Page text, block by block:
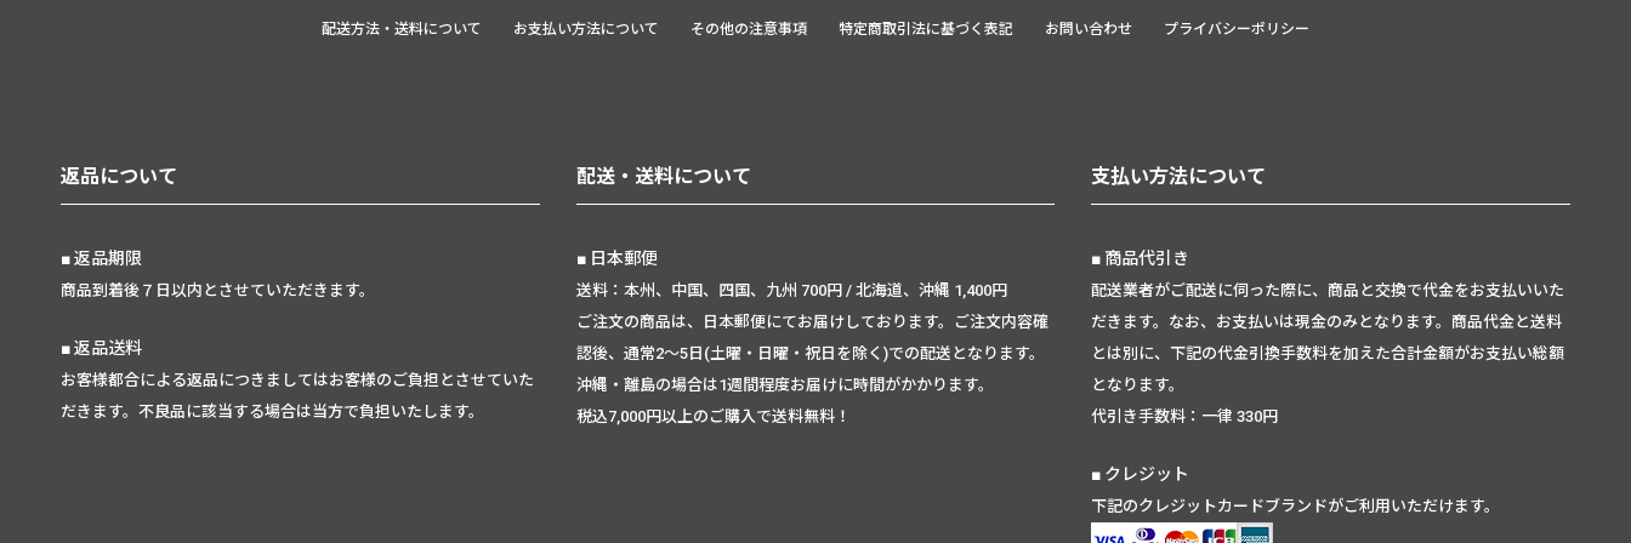
配送方法・送料について お支払い方法について その他の注意事項 特定商取引法に基づく表記 お問い合わせ プライバシーポリシー
返品について
返品期限
商品到着後７日以内とさせていただきます。
返品送料
お客様都合による返品につきましてはお客様のご負担とさせていた
だきます。不良品に該当する場合は当方で負担いたします。
配送・送料について
日本郵便
送料：本州、中国、四国、九州 700円 / 北海道、沖縄 1,400円
ご注文の商品は、日本郵便にてお届けしております。ご注文内容確
認後、通常2～5日(土曜・日曜・祝日を除く)での配送となります。
沖縄・離島の場合は1週間程度お届けに時間がかかります。
税込7,000円以上のご購入で送料無料！
支払い方法について
商品代引き
配送業者がご配送に伺った際に、商品と交換で代金をお支払いいた
だきます。なお、お支払いは現金のみとなります。商品代金と送料
とは別に、下記の代金引換手数料を加えた合計金額がお支払い総額
となります。
代引き手数料：一律 330円
クレジット
下記のクレジットカードブランドがご利用いただけます。